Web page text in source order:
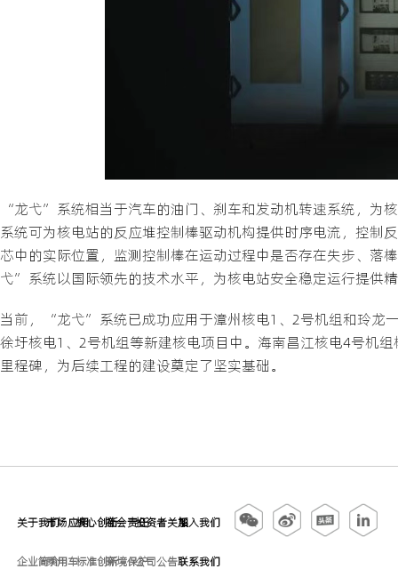
“龙弋”系统相当于汽车的油门、刹车和发动机转速系统，为
系统可为核电站的反应堆控制棒驱动机构提供时序电流，控制
芯中的实际位置，监测控制棒在运动过程中是否存在失步、
弋”系统以国际领先的技术水平，为核电站安全稳定运行提供
当前，“龙弋”系统已成功应用于漳州核电1、2号机组和玲龙
徐圩核电1、2号机组等新建核电项目中。海南昌江核电4号机
里程碑，为后续工程的建设奠定了坚实基础。
关于我们
企业简介
市场应用
乘用车
核心创新
标准创新
社会责任
环境保护
投资者关系
公司公告
加入我们
联系我们